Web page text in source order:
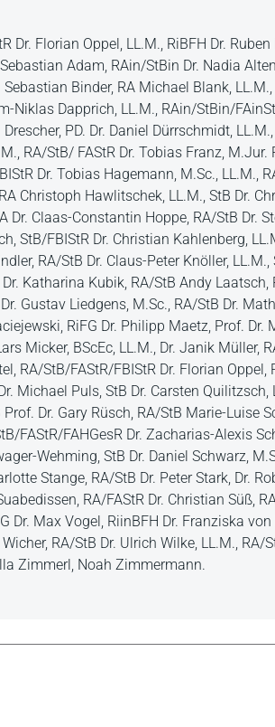
Dr. Florian Oppel, LL.M., RiBFH Dr.
Adam, RAin/StBin Dr. Nadia
Binder, RA Michael Blank,
Niklas Dapprich, LL.M., RAin/StBin/
PD. Dr. Daniel Dürrschmidt,
RA/StB/ FAStR Dr. Tobias Franz, M.Jur.
Dr. Tobias Hagemann, M.Sc., LL.M.,
Christoph Hawlitschek, LL.M., StB Dr.
Dr. Claas-Constantin Hoppe, RA/StB Dr.
StB/FBIStR Dr. Christian Kahlenberg,
RA/StB Dr. Claus-Peter Knöller,
Katharina Kubik, RA/StB Andy
Gustav Liedgens, M.Sc., RA/StB Dr.
RiFG Dr. Philipp Maetz, Prof. Dr.
Micker, BScEc, LL.M., Dr. Janik Müller,
RA/StB/FAStR/FBIStR Dr. Florian Oppel,
Michael Puls, StB Dr. Carsten Quilitzsch,
Dr. Gary Rüsch, RA/StB Marie-Luise
FAStR/FAHGesR Dr. Zacharias-Alexis
Wehming, StB Dr. Daniel Schwarz,
Stange, RA/StB Dr. Peter Stark, Dr.
RA/FAStR Dr. Christian Süß,
Dr. Max Vogel, RiinBFH Dr. Franziska
RA/StB Dr. Ulrich Wilke, LL.M., RA/
Zimmerl, Noah Zimmermann.